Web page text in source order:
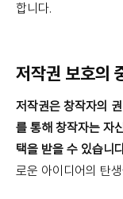
합니다.
저작권 보호의
저작권은 창작자의
를 통해 창작자는 자
택을 받을 수 있습니
로운 아이디어의 탄